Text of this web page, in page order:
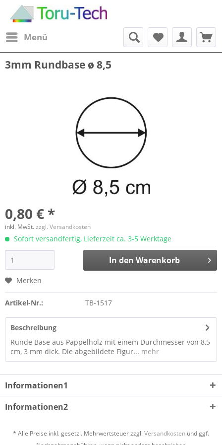
Menü
3mm Rundbase ø 8,5
0,80 € *
inkl. MwSt.zzgl. Versandkosten
Sofort versandfertig, Lieferzeit ca. 3-5 Werktage
In den Warenkorb
Merken
Artikel-Nr.: TB-1517
Beschreibung
Runde Base aus Pappelholz mit einem Durchmesser von 8,5
cm, 3 mm dick. Die abgebildete Figur... mehr
Informationen1
Informationen2
* Alle Preise inkl. gesetzl. Mehrwertsteuer zzgl.Versandkosten und ggf.